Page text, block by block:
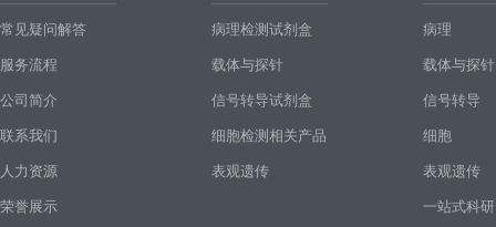
常见疑问解答
服务流程
公司简介
联系我们
人力资源
荣誉展示
病理检测试剂盒
载体与探针
信号转导试剂盒
细胞检测相关产品
表观遗传
病理
载体与探针
信号转导
细胞
表观遗传
一站式科研